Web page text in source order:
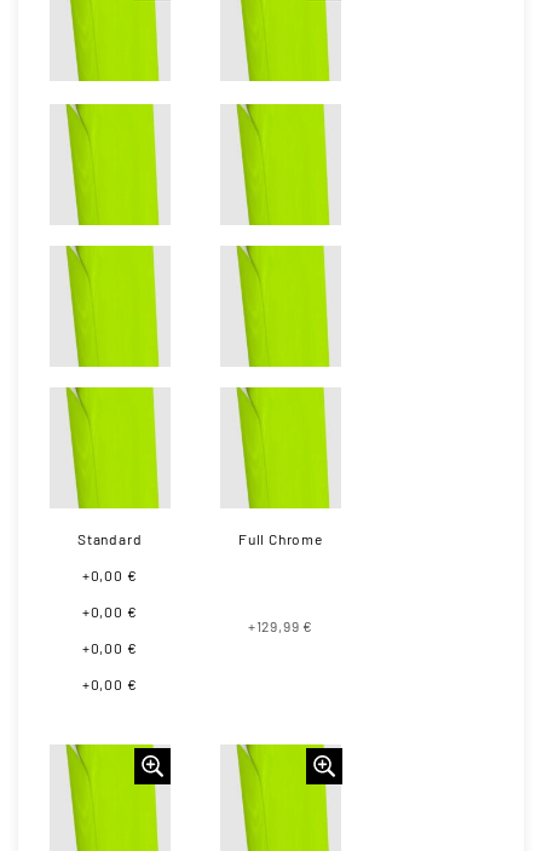
Standard
+0,00 €
+0,00 €
+0,00 €
+0,00 €
Full Chrome
+129,99 €